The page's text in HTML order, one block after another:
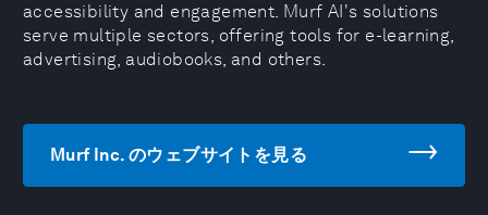
accessibility and engagement. Murf AI's solutions
serve multiple sectors, offering tools for e-learning,
advertising, audiobooks, and others.
Murf Inc. のウェブサイトを見る